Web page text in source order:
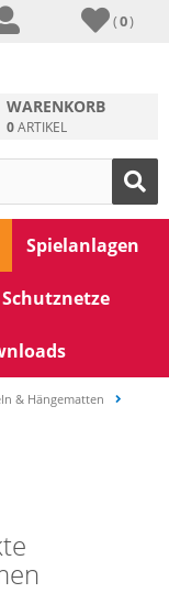
(0)
WARENKORB
0ARTIKEL
Spielanlagen
& Hängematten